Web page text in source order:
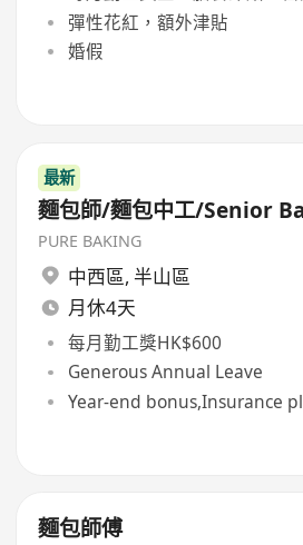
彈性花紅，額外津貼
婚假
最新
麵包師/麵包中工/Senior
PURE BAKING
中西區, 半山區
月休4天
每月勤工獎HK$600
Generous Annual Leave
Year-end bonus,Insurance
麵包師傅